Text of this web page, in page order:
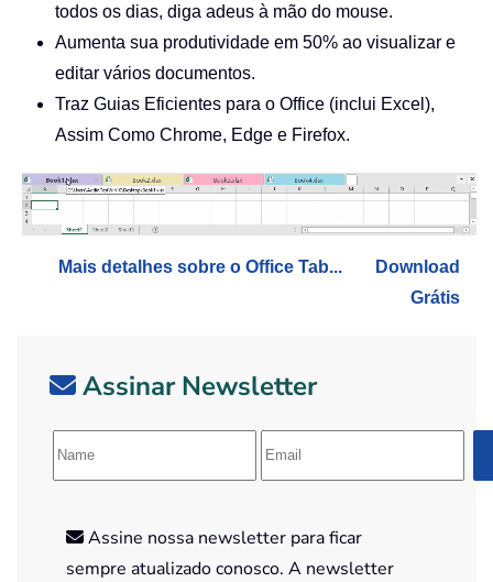
todos os dias, diga adeus à mão do mouse.
Aumenta sua produtividade em 50% ao visualizar e
editar vários documentos.
Traz Guias Eficientes para o Office (inclui Excel),
Assim Como Chrome, Edge e Firefox.
Mais detalhes sobre o Office Tab...
Download
Grátis
Assinar Newsletter
Assine nossa newsletter para ficar
sempre atualizado conosco. A newsletter